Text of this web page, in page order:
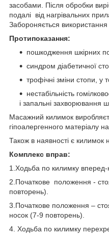
засобами. Після обробки
подалі від нагрівальних
Забороняється використання
Протипоказання:
пошкодження шкірних
синдром діабетичної
трофічні зміни стопи, у
нестабільність
і запальні захворювання
Масажний килимок
гіпоалергенного матеріалу
Також в наявності є килимок
Комплекс вправ:
1.Ходьба по килимку вперед-
2.Початкове положення -
повторень).
3.Початкове положення –
носок (7-9 повторень).
4. Ходьба по килимку